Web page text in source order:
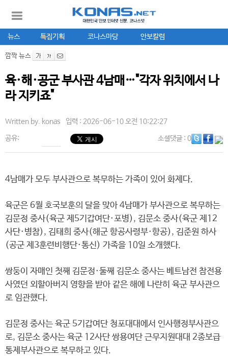
뉴스 특집기획 코나스마당 안보칼럼
깜짝 뉴스
육·해·공군 부사관 4남매…"각자 위치에서 나
라 지키죠"
Written by. konas 입력 : 2026-06-10 오전 10:22:27
공유: 소셜댓글: 0
4남매가 모두 부사관으로 복무하는 가족이 있어 화제다.
육군은 6월 호국보훈의 달을 맞아 4남매가 부사관으로 복무하는
김문정 중사(육군 제5기갑여단·포병), 김문소 중사(육군 제12
사단·병참), 김태희 중사(해군 항공사령부·항공), 김준원 하사
(공군 제3훈련비행단·통신) 가족을 10일 소개했다.
쌍둥이 자매인 첫째 김문정·둘째 김문소 중사는 베트남전 참전용
사였던 외할아버지 영향을 받아 같은 해에 나란히 육군 부사관으
로 임관했다.
김문정 중사는 육군 5기갑여단 청포대대에서 인사행정부사관으
로, 김문소 중사는 육군 12사단 쌍용여단 근무지원대대 2종보급
통제부사관으로 복무하고 있다.